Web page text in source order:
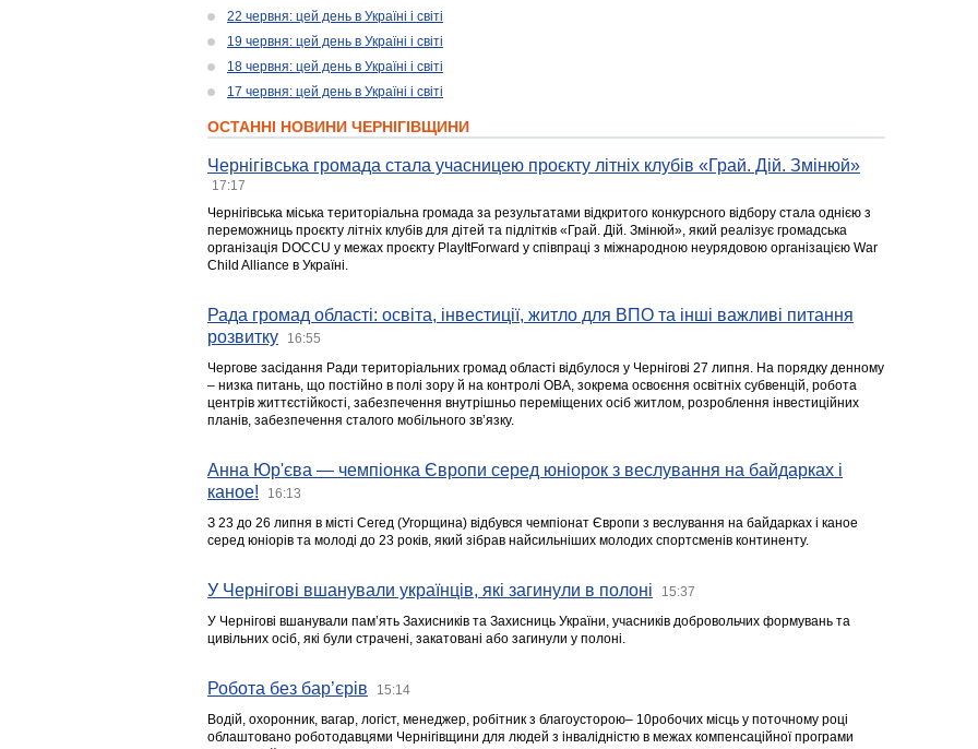
22 червня: цей день в Україні і світі
19 червня: цей день в Україні і світі
18 червня: цей день в Україні і світі
17 червня: цей день в Україні і світі
ОСТАННІ НОВИНИ ЧЕРНІГІВЩИНИ
Чернігівська громада стала учасницею проєкту літніх клубів «Грай. Дій. Змінюй»
17:17
Чернігівська міська територіальна громада за результатами відкритого конкурсного відбору стала однією з
переможниць проєкту літніх клубів для дітей та підлітків «Грай. Дій. Змінюй», який реалізує громадська
організація DOCCU у межах проєкту PlayItForward у співпраці з міжнародною неурядовою організацією War
Child Alliance в Україні.
Рада громад області: освіта, інвестиції, житло для ВПО та інші важливі питання
розвитку
16:55
Чергове засідання Ради територіальних громад області відбулося у Чернігові 27 липня. На порядку денному
– низка питань, що постійно в полі зору й на контролі ОВА, зокрема освоєння освітніх субвенцій, робота
центрів життєстійкості, забезпечення внутрішньо переміщених осіб житлом, розроблення інвестиційних
планів, забезпечення сталого мобільного зв’язку.
Анна Юр'єва — чемпіонка Європи серед юніорок з веслування на байдарках і
каное!
16:13
З 23 до 26 липня в місті Сегед (Угорщина) відбувся чемпіонат Європи з веслування на байдарках і каное
серед юніорів та молоді до 23 років, який зібрав найсильніших молодих спортсменів континенту.
У Чернігові вшанували українців, які загинули в полоні 15:37
У Чернігові вшанували пам’ять Захисників та Захисниць України, учасників добровольчих формувань та
цивільних осіб, які були страчені, закатовані або загинули у полоні.
Робота без бар’єрів 15:14
Водій, охоронник, вагар, логіст, менеджер, робітник з благоусторою– 10робочих місць у поточному році
облаштовано роботодавцями Чернігівщини для людей з інвалідністю в межах компенсаційної програми